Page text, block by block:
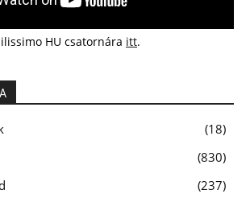
HU csatornára itt.
18
830
237